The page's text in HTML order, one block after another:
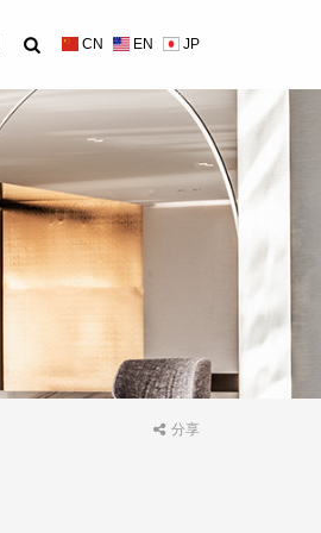
CN EN JP
分享